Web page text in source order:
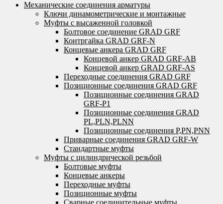
Механические соединения арматуры
Ключи динамометрические и монтажные
Муфты с высаженной головкой
Болтовое соединение GRAD GRF
Контргайка GRAD GRF-N
Концевые анкера GRAD GRF
Концевой анкер GRAD GRF-AB
Концевой анкер GRAD GRF-AS
Переходные соединения GRAD GRF
Позиционные соединения GRAD GRF
Позиционные соединения GRAD
GRF-P1
Позиционные соединения GRAD
PL,PLN,PLNN
Позиционные соединения P,PN,PNN
Приварные соединения GRAD GRF-W
Стандартные муфты
Муфты с цилиндрической резьбой
Болтовые муфты
Концевые анкеры
Переходные муфты
Позиционные муфты
Сварные соединительные муфты